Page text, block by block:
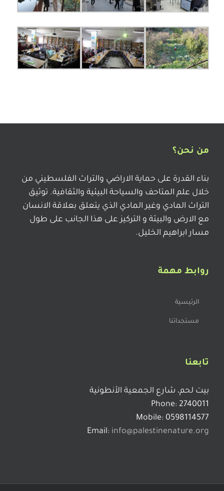
من نحن؟
بناء القدرة على حماية الاراضي والتراث الفلسطيني من
خلال علم المتاحف والسياحة البيئية والثقافية. توثيق
التراث المادي وغير المادي الذي يتعلق بعلاقة الانسان
مع الارض والبيئة و التركيز على هذا الجانب على طول
مسار ابراهيم الخليل.
روابط مهمة
الرئيسية
مستجداتنا
تابعنا
بيت لحم، شارع الجمعية الأنطونية
Phone: 2740011
Mobile: 0598114577
Email: info@palestinenature.org